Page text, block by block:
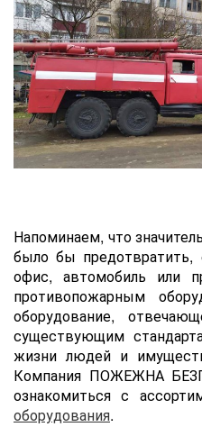
Напоминаем, что
было бы предотвратить,
офис, автомобиль или
противопожарным
оборудование,
существующим
жизни людей и
Компания ПОЖЕЖНА
ознакомиться с
оборудования.